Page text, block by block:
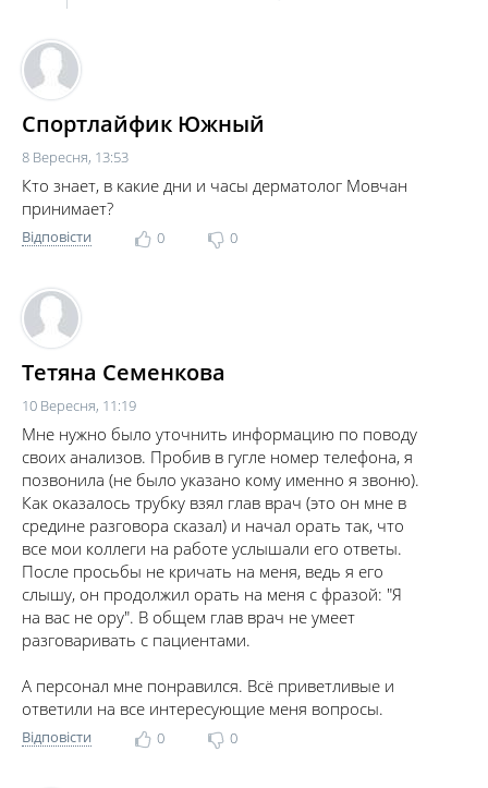
Спортлайфик Южный
8 Вересня, 13:53
Кто знает, в какие дни и часы дерматолог Мовчан
принимает?
Відповісти 0 0
Тетяна Семенкова
10 Вересня, 11:19
Мне нужно было уточнить информацию по поводу
своих анализов. Пробив в гугле номер телефона, я
позвонила (не было указано кому именно я звоню).
Как оказалось трубку взял глав врач (это он мне в
средине разговора сказал) и начал орать так, что
все мои коллеги на работе услышали его ответы.
После просьбы не кричать на меня, ведь я его
слышу, он продолжил орать на меня с фразой: "Я
на вас не ору". В общем глав врач не умеет
разговаривать с пациентами.
А персонал мне понравился. Всё приветливые и
ответили на все интересующие меня вопросы.
Відповісти 0 0